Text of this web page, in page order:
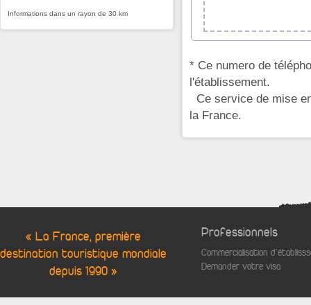
* Ce numero de
l'établissement.
Ce service de mise
la France.
Informations dans un rayon de 30 km
« La France, première
destination touristique mondiale
depuis 1990 »
Professionnels
Commercialisation
Demander votre visa